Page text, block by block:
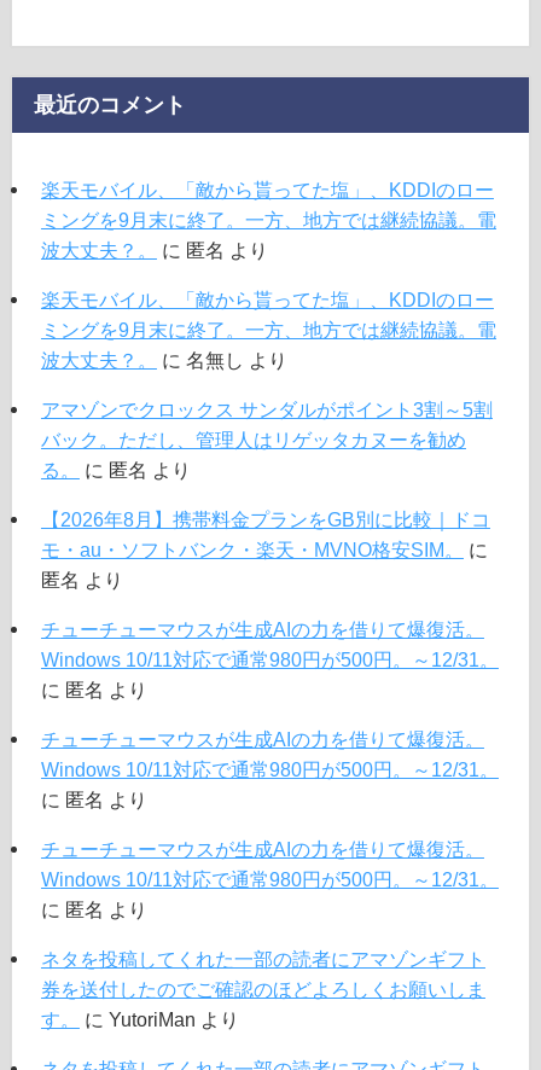
最近のコメント
楽天モバイル、「敵から貰ってた塩」、KDDIのロー
ミングを9月末に終了。一方、地方では継続協議。電
波大丈夫？。
に 匿名 より
楽天モバイル、「敵から貰ってた塩」、KDDIのロー
ミングを9月末に終了。一方、地方では継続協議。電
波大丈夫？。
に 名無し より
アマゾンでクロックス サンダルがポイント3割～5割
バック。ただし、管理人はリゲッタカヌーを勧め
る。
に 匿名 より
【2026年8月】携帯料金プランをGB別に比較｜ドコ
モ・au・ソフトバンク・楽天・MVNO格安SIM。
に
匿名 より
チューチューマウスが生成AIの力を借りて爆復活。
Windows 10/11対応で通常980円が500円。～12/31。
に 匿名 より
チューチューマウスが生成AIの力を借りて爆復活。
Windows 10/11対応で通常980円が500円。～12/31。
に 匿名 より
チューチューマウスが生成AIの力を借りて爆復活。
Windows 10/11対応で通常980円が500円。～12/31。
に 匿名 より
ネタを投稿してくれた一部の読者にアマゾンギフト
券を送付したのでご確認のほどよろしくお願いしま
す。
に YutoriMan より